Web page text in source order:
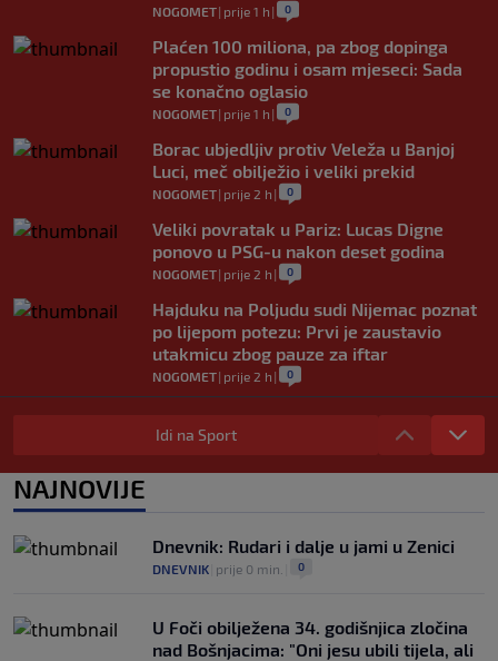
NOGOMET| prije 1 h | 0
Plaćen 100 miliona, pa zbog dopinga
propustio godinu i osam mjeseci: Sada
se konačno oglasio
NOGOMET| prije 1 h | 0
Borac ubjedljiv protiv Veleža u Banjoj
Luci, meč obilježio i veliki prekid
NOGOMET| prije 2 h | 0
Veliki povratak u Pariz: Lucas Digne
ponovo u PSG-u nakon deset godina
NOGOMET| prije 2 h | 0
Hajduku na Poljudu sudi Nijemac poznat
po lijepom potezu: Prvi je zaustavio
utakmicu zbog pauze za iftar
NOGOMET| prije 2 h | 0
Asistencija iz auta kakva se rijetko viđa:
Napravio salto pa savršeno pronašao
NOGOMET|prije 2 h| 0
KOŠARKA|prije 3 h| 0
Idi na Sport
NAJNOVIJE
Dnevnik: Rudari i dalje u jami u Zenici
DNEVNIK prije 0 min. 0
U Foči obilježena 34. godišnjica zločina
nad Bošnjacima: "Oni jesu ubili tijela, ali